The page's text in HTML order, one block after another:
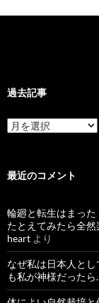
過去記事
過
去
最近のコメント
輪廻と転生はまっ
たとえてみたら全
heart より
なぜ私は日本人と
も私が神様だった